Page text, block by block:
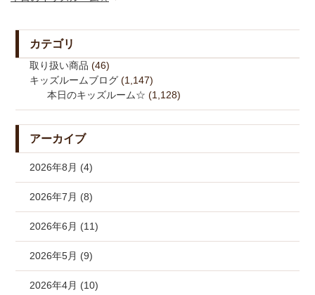
カテゴリ
取り扱い商品 (46)
キッズルームブログ (1,147)
本日のキッズルーム☆ (1,128)
アーカイブ
2026年8月 (4)
2026年7月 (8)
2026年6月 (11)
2026年5月 (9)
2026年4月 (10)